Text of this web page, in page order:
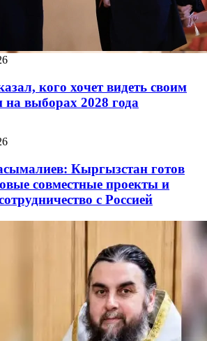
кого хочет видеть своим
на выборах 2028 года
Кыргызстан готов
совместные проекты и
с Россией